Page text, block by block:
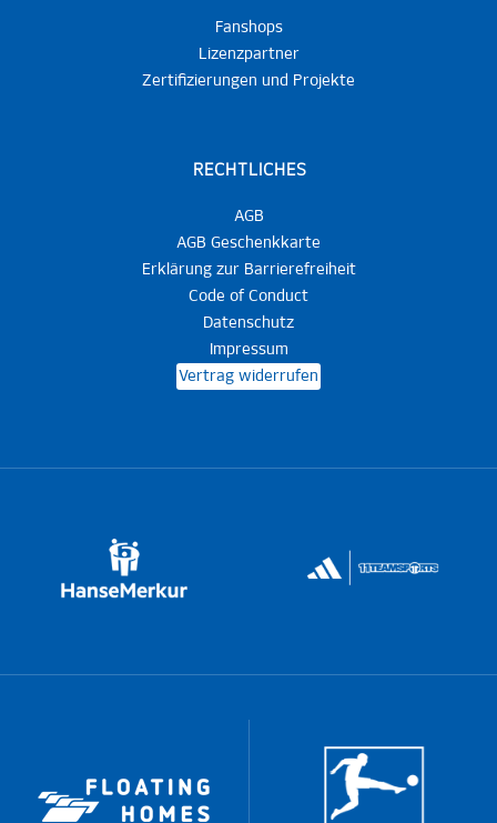
Fanshops
Lizenzpartner
Zertifizierungen und Projekte
RECHTLICHES
AGB
AGB Geschenkkarte
Erklärung zur Barrierefreiheit
Code of Conduct
Datenschutz
Impressum
Vertrag widerrufen